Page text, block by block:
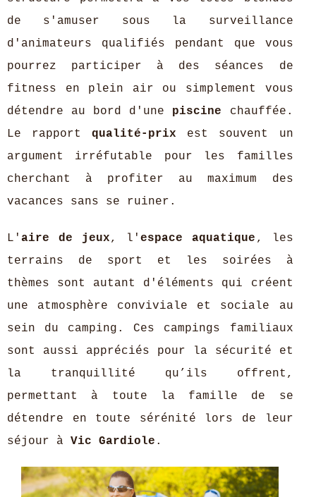
de s'amuser sous la surveillance
d'animateurs qualifiés pendant que vous
pourrez participer à des séances de
fitness en plein air ou simplement vous
détendre au bord d'une piscine chauffée.
Le rapportqualité-prix est souvent un
argument irréfutable pour les familles
cherchant à profiter au maximum des
vacances sans se ruiner.
L' aire de jeux, l'espace aquatique , les
terrains de sport et les soirées à
thèmes sont autant d'éléments qui créent
une atmosphère conviviale et sociale au
sein du camping. Ces campings familiaux
sont aussi appréciés pour la sécurité et
la tranquillité qu’ils offrent,
permettant à toute la famille de se
détendre en toute sérénité lors de leur
séjour à Vic Gardiole .